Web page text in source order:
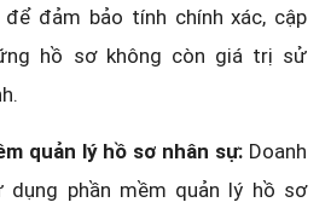
đảm bảo tính chính xác, cập
hồ sơ không còn giá trị sử
quản lý hồ sơ nhân sự: Doanh
dụng phần mềm quản lý hồ sơ